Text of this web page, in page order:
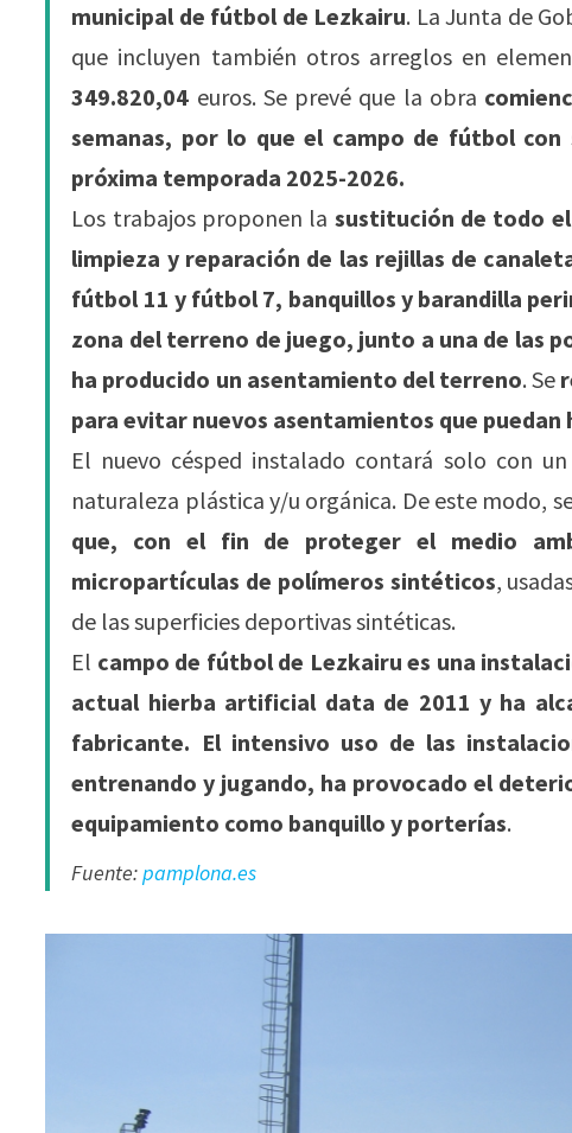
municipal de fútbol de Lezkairu. La Junta de
que incluyen también otros arreglos en
349.820,04 euros. Se prevé que la obra
semanas, por lo que el campo de fútbol
próxima temporada 2025-2026.
Los trabajos proponen la sustitución de todo
limpieza y reparación de las rejillas de
fútbol 11 y fútbol 7, banquillos y barandilla
zona del terreno de juego, junto a una de las
ha producido un asentamiento del terreno. Se
para evitar nuevos asentamientos que
El nuevo césped instalado contará solo con
naturaleza plástica y/u orgánica. De este modo,
que, con el fin de proteger el medio
micropartículas de polímeros sintéticos,
de las superficies deportivas sintéticas.
El campo de fútbol de Lezkairu es una
actual hierba artificial data de 2011 y ha
fabricante. El intensivo uso de las
entrenando y jugando, ha provocado el
equipamiento como banquillo y porterías.
Fuente:pamplona.es